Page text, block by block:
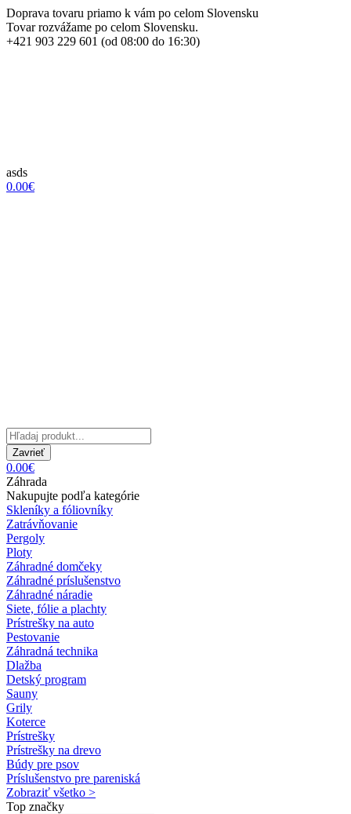
Doprava tovaru priamo k vám po celom Slovensku
Tovar rozvážame po celom Slovensku.
+421 903 229 601 (od 08:00 do 16:30)
asds
0.00€
Zavrieť
0.00€
Záhrada
Nakupujte podľa kategórie
Skleníky a fóliovníky
Zatrávňovanie
Pergoly
Ploty
Záhradné domčeky
Záhradné príslušenstvo
Záhradné náradie
Siete, fólie a plachty
Prístrešky na auto
Pestovanie
Záhradná technika
Dlažba
Detský program
Sauny
Grily
Koterce
Prístrešky
Prístrešky na drevo
Búdy pre psov
Príslušenstvo pre pareniská
Zobraziť všetko >
Top značky